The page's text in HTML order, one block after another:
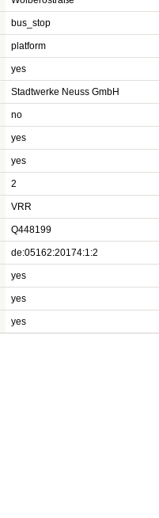
bus_stop
platform
yes
Stadtwerke Neuss GmbH
no
yes
yes
2
VRR
Q448199
de:05162:20174:1:2
yes
yes
yes